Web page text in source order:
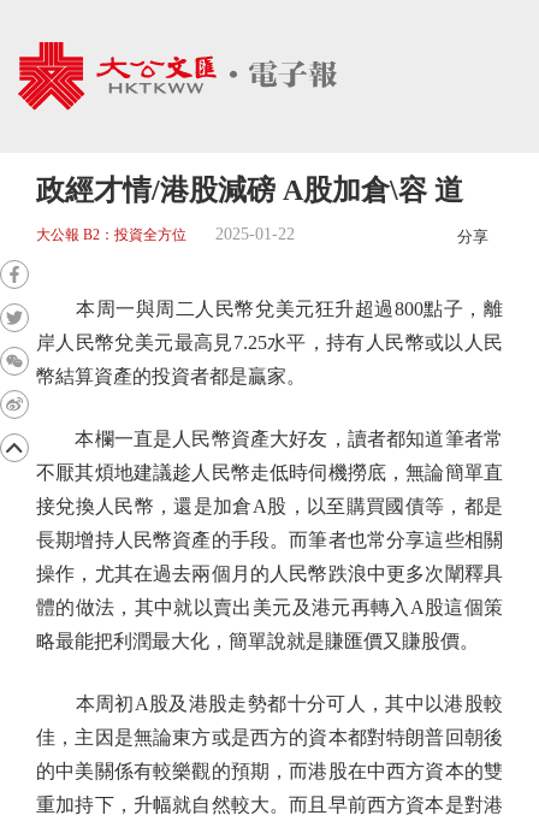
政經才情/港股減磅 A股加倉\容 道
大公報 B2：投資全方位 2025-01-22 分享
本周一與周二人民幣兌美元狂升超過800點子，離
岸人民幣兌美元最高見7.25水平，持有人民幣或以人民
幣結算資產的投資者都是贏家。
本欄一直是人民幣資產大好友，讀者都知道筆者常
不厭其煩地建議趁人民幣走低時伺機撈底，無論簡單直
接兌換人民幣，還是加倉A股，以至購買國債等，都是
長期增持人民幣資產的手段。而筆者也常分享這些相關
操作，尤其在過去兩個月的人民幣跌浪中更多次闡釋具
體的做法，其中就以賣出美元及港元再轉入A股這個策
略最能把利潤最大化，簡單說就是賺匯價又賺股價。
本周初A股及港股走勢都十分可人，其中以港股較
佳，主因是無論東方或是西方的資本都對特朗普回朝後
的中美關係有較樂觀的預期，而港股在中西方資本的雙
重加持下，升幅就自然較大。而且早前西方資本是對港